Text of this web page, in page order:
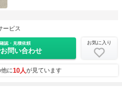
ービス
認・見積依頼
問い合わせ
お気に入り
に10人が見ています